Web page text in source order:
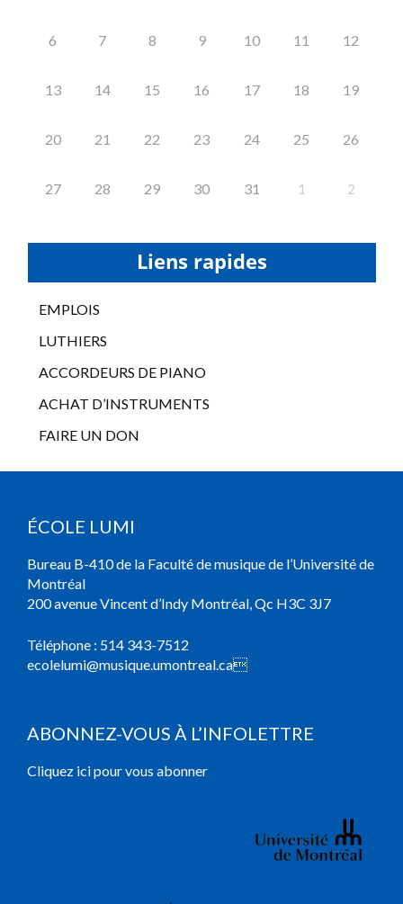
6 7 8 9 10 11 12
13 14 15 16 17 18 19
20 21 22 23 24 25 26
27 28 29 30 31 1 2
Liens rapides
EMPLOIS
LUTHIERS
ACCORDEURS DE PIANO
ACHAT D’INSTRUMENTS
FAIRE UN DON
ÉCOLE LUMI
Bureau B-410 de la Faculté de musique de l’Université de
Montréal
200 avenue Vincent d’Indy Montréal, Qc H3C 3J7
Téléphone : 514 343-7512
ecolelumi@musique.umontreal.ca
ABONNEZ-VOUS À L’INFOLETTRE
Cliquez ici pour vous abonner